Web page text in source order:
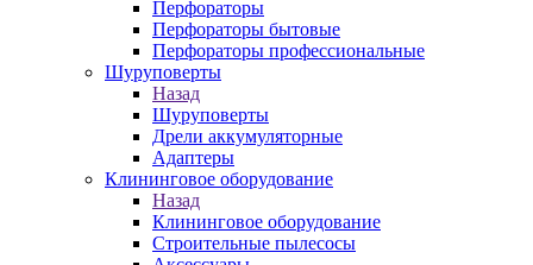
Перфораторы
Перфораторы бытовые
Перфораторы профессиональные
Шуруповерты
Назад
Шуруповерты
Дрели аккумуляторные
Адаптеры
Клининговое оборудование
Назад
Клининговое оборудование
Строительные пылесосы